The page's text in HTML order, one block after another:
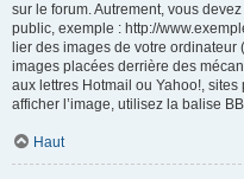
sur le forum. Autrement, vous
public, exemple : http://
lier des images de votre ordinateur
images placées derrière des
aux lettres Hotmail ou Yahoo!,
afficher l’image, utilisez la balise
Haut